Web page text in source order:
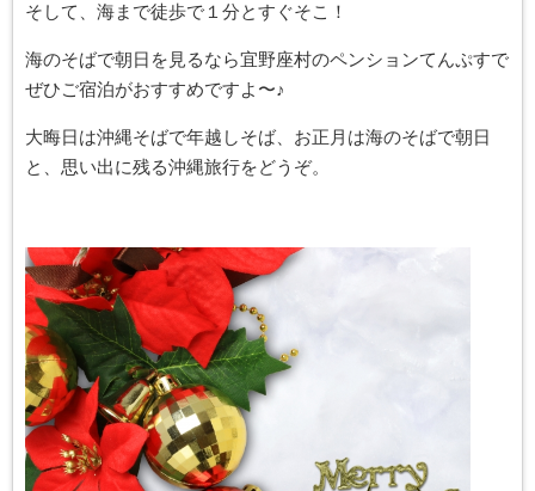
そして、海まで徒歩で１分とすぐそこ！
海のそばで朝日を見るなら宜野座村のペンションてんぷすで
ぜひご宿泊がおすすめですよ〜♪
大晦日は沖縄そばで年越しそば、お正月は海のそばで朝日
と、思い出に残る沖縄旅行をどうぞ。